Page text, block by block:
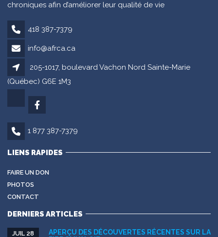
chroniques afin d’améliorer leur qualité de vie
418 387-7379
info@afrca.ca
205-1017, boulevard Vachon Nord Sainte-Marie
(Québec) G6E 1M3
1 877 387-7379
LIENS RAPIDES
FAIRE UN DON
PHOTOS
CONTACT
DERNIERS ARTICLES
APERÇU DES DÉCOUVERTES RÉCENTES SUR LA
JUIL 28